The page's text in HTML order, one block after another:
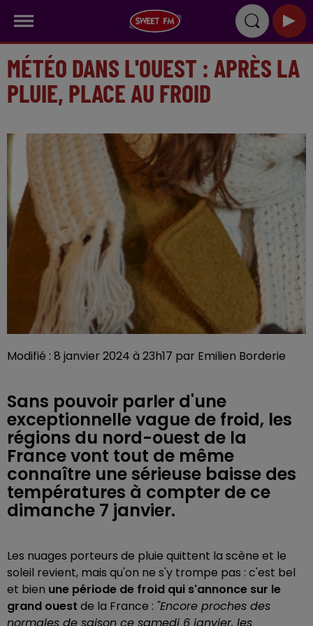
MÉTÉO DANS L'OUEST : APRÈS LA
PLUIE, PLACE AU FROID
Modifié : 8 janvier 2024 à 23h17 par Emilien Borderie
Sans pouvoir parler d'une
exceptionnelle vague de froid, les
régions du nord-ouest de la
France vont tout de même
connaître une sérieuse baisse des
températures à compter de ce
dimanche 7 janvier.
Les nuages porteurs de pluie quittent la scène et le
soleil revient, mais qu'on ne s'y trompe pas : c'est bel
et bien une période de froid qui s'annonce sur le
grand ouest de la France : "Encore proches des
normales de saison ce samedi 6 janvier, les